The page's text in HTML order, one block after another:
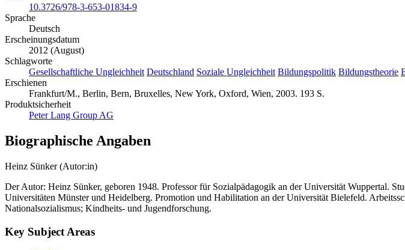
10.3726/978-3-653-01834-9
Sprache
Deutsch
Erscheinungsdatum
2012 (August)
Schlagworte
Gesellschaftliche Ungleichheit Deutschland Soziale Ungleichheit Bildungspolitik Bildungstheorie
Erschienen
Frankfurt/M., Berlin, Bern, Bruxelles, New York, Oxford, Wien, 2003. 193 S.
Produktsicherheit
Peter Lang Group AG
Biographische Angaben
Heinz Sünker (Autor:in)
Der Autor: Heinz Sünker, geboren 1948. Professor für Sozialpädagogik an der Universität Wuppertal.
Universitäten Münster und Heidelberg. Promotion und Habilitation an der Universität Bielefeld.
Nationalsozialismus; Kindheits- und Jugendforschung.
Key Subject Areas